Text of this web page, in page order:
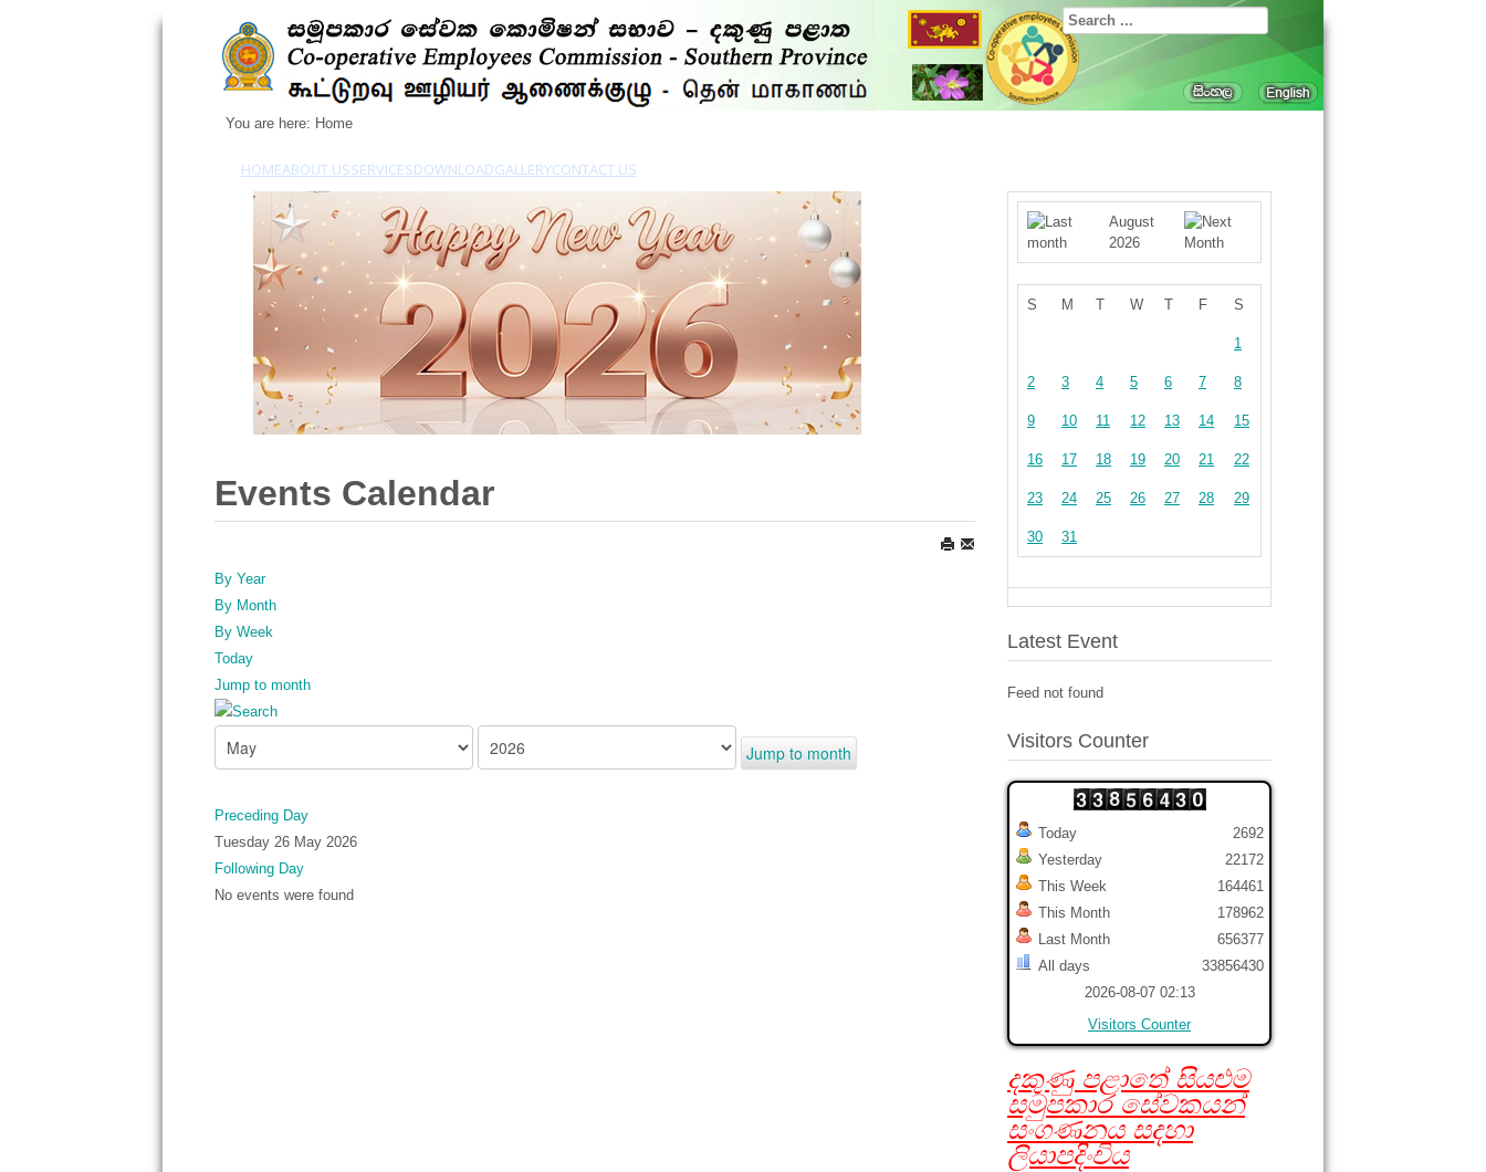
You are here: Home
HOMEABOUT USSERVICESDOWNLOADGALLERYCONTACT US
Events Calendar
By Year
By Month
By Week
Today
Jump to month
Jump to month
Preceding Day
Tuesday 26 May 2026
Following Day
No events were found
August
2026
S M T W T F S
1
2 3 4 5 6 7 8
9 10 11 12 13 14 15
16 17 18 19 20 21 22
23 24 25 26 27 28 29
30 31
Latest Event
Feed not found
Visitors Counter
Today
Yesterday
This Week
This Month
Last Month
All days
2692
22172
164461
178962
656377
33856430
2026-08-07 02:13
Visitors Counter
දකුණු පළාතේ සියළුම
සමුපකාර සේවකයන්
සංගණනය සදහා
ලියාපදිංචිය